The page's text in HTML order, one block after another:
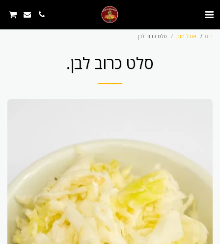
בית אוכל מוכן סלט כרוב לבן.
סלט כרוב לבן.